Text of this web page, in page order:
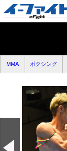
MMA ボクシング